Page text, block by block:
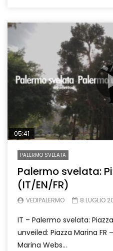
05:41
PALERMO SVELATA
Palermo svelata:
(IT/EN/FR)
VEDIPALERMO 8 LUGLIO
IT – Palermo svelata:
unveiled: Piazza Marina FR
Marina Webs...